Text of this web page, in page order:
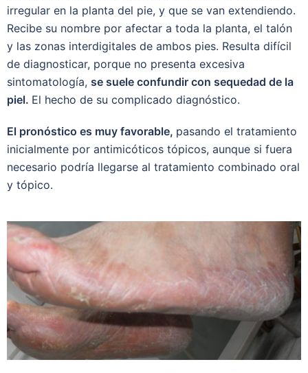
irregular en la planta del pie, y que se van extendiendo.
Recibe su nombre por afectar a toda la planta, el talón
y las zonas interdigitales de ambos pies. Resulta difícil
de diagnosticar, porque no presenta excesiva
sintomatología, se suele confundir con sequedad de la
piel. El hecho de su complicado diagnóstico.
El pronóstico es muy favorable, pasando el tratamiento
inicialmente por antimicóticos tópicos, aunque si fuera
necesario podría llegarse al tratamiento combinado oral
y tópico.